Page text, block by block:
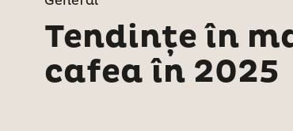
Tendințe în
cafea în 2025